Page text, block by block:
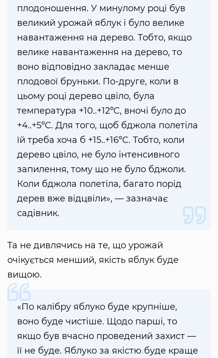
плодоношення. У минулому році був
великий урожай яблук і було велике
навантаження на дерево. Тобто, якщо
велике навантаження на дерево, то
воно відповідно закладає менше
плодової бруньки. По-друге, коли в
цьому році дерево цвіло, була
температура +10..+12ºС, вночі було до
+4..+5ºС. Для того, щоб бджола полетіла
їй треба хоча б +15..+16ºС. Тобто, коли
дерево цвіло, не було інтенсивного
запилення, тому що не було бджоли.
Коли бджола полетіла, багато порід
дерев вже відцвіли», — зазначає
садівник.
Та не дивлячись на те, що урожай
очікується менший, якість яблук буде
вищою.
«По калібру яблуко буде крупніше,
воно буде чистіше. Щодо парші, то
якщо був вчасно проведений захист —
її не буде. Яблуко за якістю буде краще